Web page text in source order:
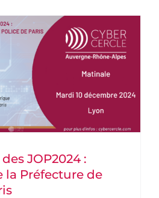
JOP2024 :
la Préfecture de